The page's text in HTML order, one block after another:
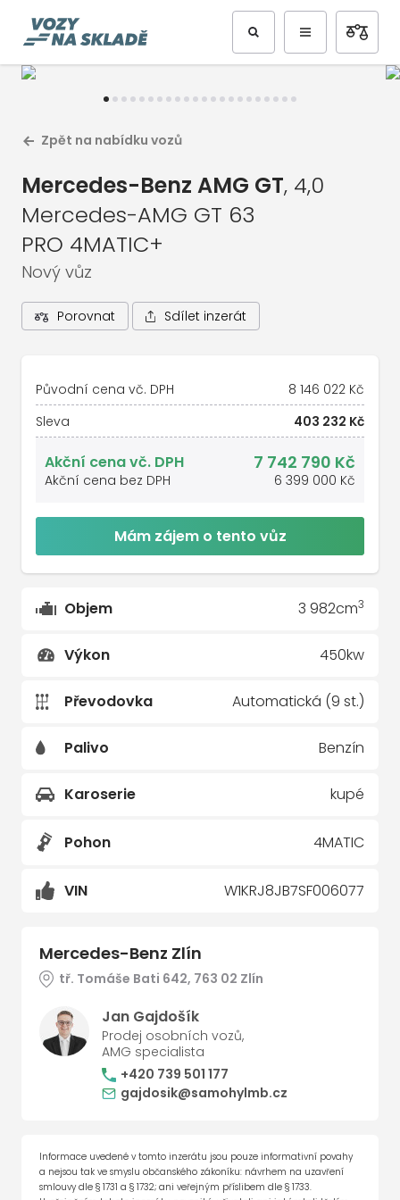
Zpět na nabídku vozů
Mercedes-Benz AMG GT, 4,0
Mercedes-AMG GT 63
PRO 4MATIC+
Nový vůz
Porovnat Sdílet inzerát
Původní cena vč. DPH
8 146 022 Kč
Sleva
403 232 Kč
Akční cena vč. DPH 7 742 790 Kč
Akční cena bez DPH 6 399 000 Kč
Mám zájem o tento vůz
Objem 3 982cm3
Výkon 450kw
Převodovka Automatická (9 st.)
Palivo Benzín
Karoserie kupé
Pohon 4MATIC
VIN W1KRJ8JB7SF006077
Mercedes-Benz Zlín
tř. Tomáše Bati 642, 763 02 Zlín
Jan Gajdošík
Prodej osobních vozů,
AMG specialista
+420 739 501 177
gajdosik@samohylmb.cz
Informace uvedené v tomto inzerátu jsou pouze informativní povahy
a nejsou tak ve smyslu občanského zákoníku: návrhem na uzavření
smlouvy dle § 1731 a § 1732; ani veřejným příslibem dle § 1733.
1 23